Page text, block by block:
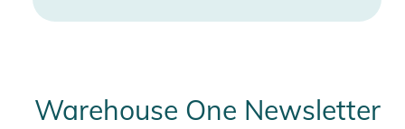
Warehouse One Newsletter